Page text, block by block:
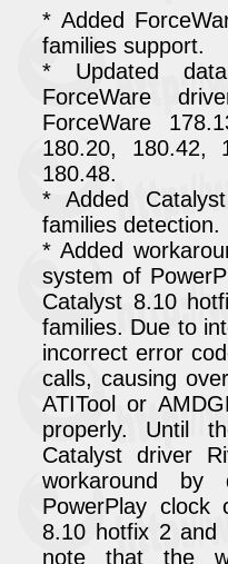
* Added
families support.
* Updated
ForceWare
ForceWare
180.20, 180.42,
180.48.
* Added
families detection.
* Added
system of
Catalyst 8.10
families. Due to
incorrect error
calls, causing
ATITool or
properly. Until
Catalyst driver
workaround by
PowerPlay clock
8.10 hotfix 2 and
note that the